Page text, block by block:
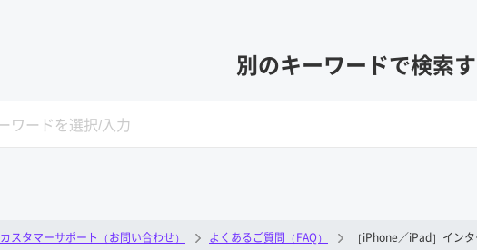
別のキーワードで検索
SEARCH
カスタマーサポート（お問い合わせ） よくあるご質問（FAQ） ［iPhone／iPad］イン